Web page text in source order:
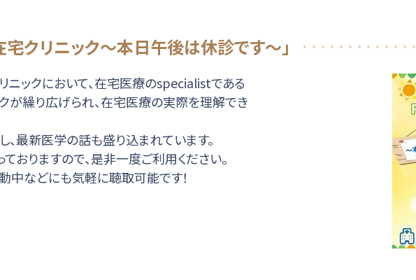
クリニック～本日午後は休診です～」
ニックにおいて、在宅医療のspecialistである
が繰り広げられ、在宅医療の実際を理解でき
、最新医学の話も盛り込まれています。
おりますので、是非一度ご利用ください。
などにも気軽に聴取可能です！